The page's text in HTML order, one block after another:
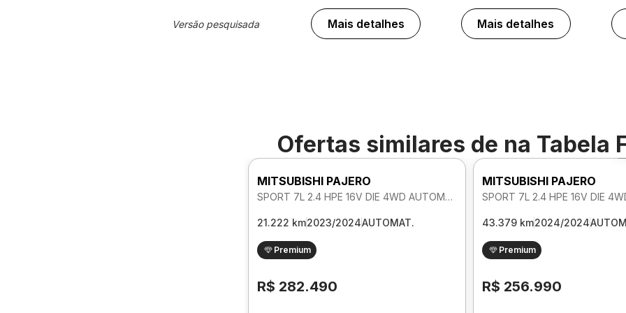
Versão pesquisada Mais detalhes Mais detalhes
Ofertas similares de na Tabela
MITSUBISHI PAJERO
SPORT 7L 2.4 HPE 16V DIE 4WD AUTOMATICO
21.222 km2023/2024AUTOMAT.
Premium
R$ 282.490
MITSUBISHI PAJERO
43.379 km2024/2024
Premium
R$ 256.990